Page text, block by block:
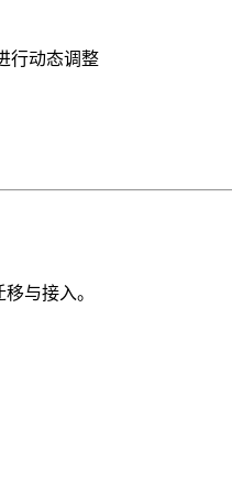
行动态调整
与接入。